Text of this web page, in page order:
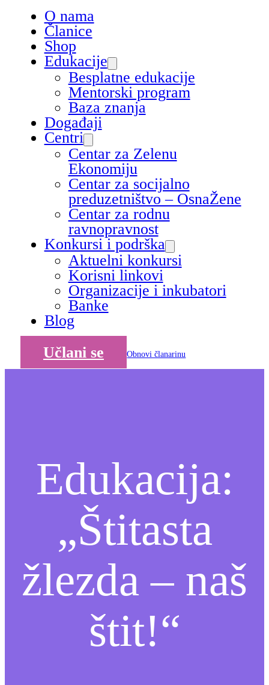
O nama
Članice
Shop
Edukacije
Besplatne edukacije
Mentorski program
Baza znanja
Događaji
Centri
Centar za Zelenu
Ekonomiju
Centar za socijalno
preduzetništvo – OsnaŽene
Centar za rodnu
ravnopravnost
Konkursi i podrška
Aktuelni konkursi
Korisni linkovi
Organizacije i inkubatori
Banke
Blog
Učlani se
Obnovi članarinu
Edukacija:
„Štitasta
žlezda – naš
štit!“